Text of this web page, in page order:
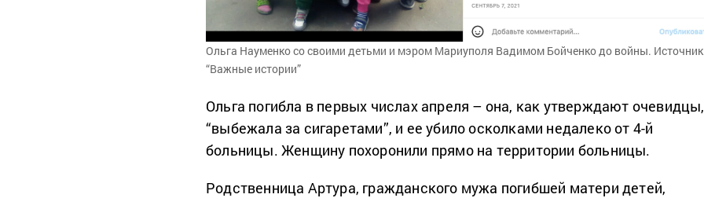
Ольга Науменко со своими детьми и мэром Мариуполя Вадимом Бойченко до войны.
“Важные истории”
Ольга погибла в первых числах апреля – она, как утверждают очевидцы,
“выбежала за сигаретами”, и ее убило осколками недалеко от 4-й
больницы. Женщину похоронили прямо на территории больницы.
Родственница Артура, гражданского мужа погибшей матери детей,